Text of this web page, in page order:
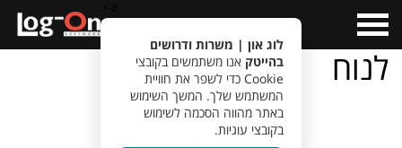
Menu
לנוח
לוג און | משרות ודרושים
בהייטק אנו משתמשים בקובצי
Cookie כדי לשפר את חוויית
המשתמש שלך. המשך השימוש
באתר מהווה הסכמה לשימוש
בקובצי עוגיות.